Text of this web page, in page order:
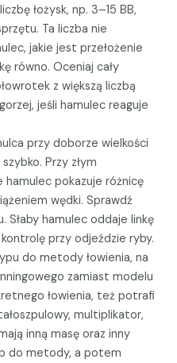
łożysk, np. 3–15 BB,
Ta liczba nie
jakie jest przełożenie
równo. Oceniaj cały
z większą liczbą
jeśli hamulec reaguje
przy doborze wielkości
Przy złym
hamulec pokazuje różnicę
wędki. Sprawdź
Słaby hamulec oddaje linkę
przy odjeździe ryby.
do metody łowienia, na
zamiast modelu
łowienia, też potrafi
multiplikator,
inną masę oraz inny
do metody, a potem